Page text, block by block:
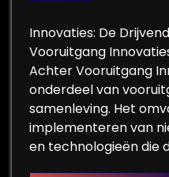
Innovaties: De
Vooruitgang
Achter Vooruitgang
onderdeel van
samenleving. Het
implementeren van
en technologieën die